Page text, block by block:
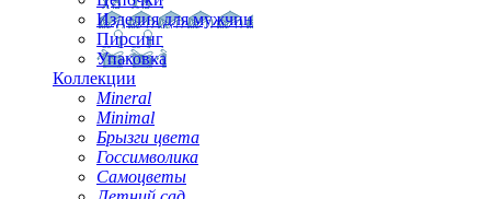
Изделия для мужчин
Пирсинг
Упаковка
Коллекции
Mineral
Minimal
Брызги цвета
Госсимволика
Самоцветы